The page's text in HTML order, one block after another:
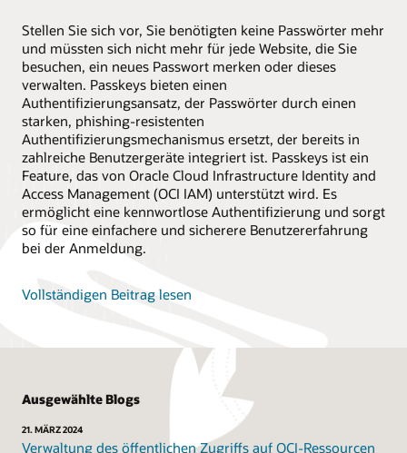
Stellen Sie sich vor, Sie benötigten keine Passwörter mehr
und müssten sich nicht mehr für jede Website, die Sie
besuchen, ein neues Passwort merken oder dieses
verwalten. Passkeys bieten einen
Authentifizierungsansatz, der Passwörter durch einen
starken, phishing-resistenten
Authentifizierungsmechanismus ersetzt, der bereits in
zahlreiche Benutzergeräte integriert ist. Passkeys ist ein
Feature, das von Oracle Cloud Infrastructure Identity and
Access Management (OCI IAM) unterstützt wird. Es
ermöglicht eine kennwortlose Authentifizierung und sorgt
so für eine einfachere und sicherere Benutzererfahrung
bei der Anmeldung.
Vollständigen Beitrag lesen
Ausgewählte Blogs
21. MÄRZ 2024
Verwaltung des öffentlichen Zugriffs auf OCI-Ressourcen